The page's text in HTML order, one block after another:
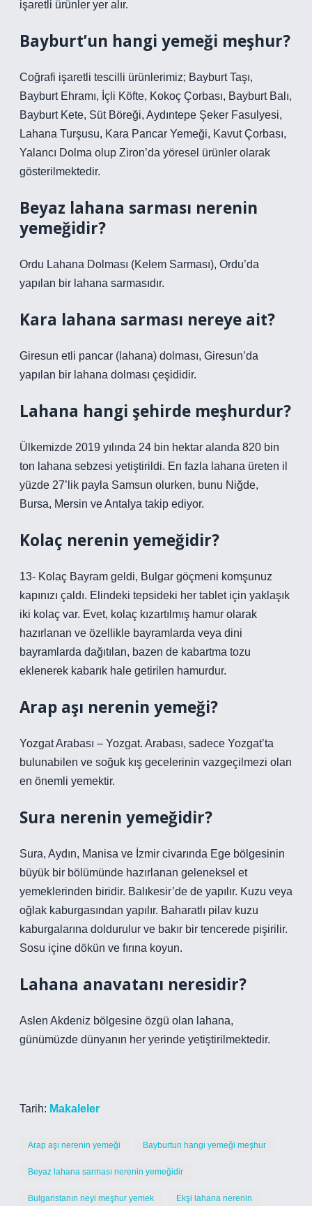
işaretli ürünler yer alır.
Bayburt’un hangi yemeği meşhur?
Coğrafi işaretli tescilli ürünlerimiz; Bayburt Taşı,
Bayburt Ehramı, İçli Köfte, Kokoç Çorbası, Bayburt Balı,
Bayburt Kete, Süt Böreği, Aydıntepe Şeker Fasulyesi,
Lahana Turşusu, Kara Pancar Yemeği, Kavut Çorbası,
Yalancı Dolma olup Ziron’da yöresel ürünler olarak
gösterilmektedir.
Beyaz lahana sarması nerenin
yemeğidir?
Ordu Lahana Dolması (Kelem Sarması), Ordu’da
yapılan bir lahana sarmasıdır.
Kara lahana sarması nereye ait?
Giresun etli pancar (lahana) dolması, Giresun’da
yapılan bir lahana dolması çeşididir.
Lahana hangi şehirde meşhurdur?
Ülkemizde 2019 yılında 24 bin hektar alanda 820 bin
ton lahana sebzesi yetiştirildi. En fazla lahana üreten il
yüzde 27’lik payla Samsun olurken, bunu Niğde,
Bursa, Mersin ve Antalya takip ediyor.
Kolaç nerenin yemeğidir?
13- Kolaç Bayram geldi, Bulgar göçmeni komşunuz
kapınızı çaldı. Elindeki tepsideki her tablet için yaklaşık
iki kolaç var. Evet, kolaç kızartılmış hamur olarak
hazırlanan ve özellikle bayramlarda veya dini
bayramlarda dağıtılan, bazen de kabartma tozu
eklenerek kabarık hale getirilen hamurdur.
Arap aşı nerenin yemeği?
Yozgat Arabası – Yozgat. Arabası, sadece Yozgat’ta
bulunabilen ve soğuk kış gecelerinin vazgeçilmezi olan
en önemli yemektir.
Sura nerenin yemeğidir?
Sura, Aydın, Manisa ve İzmir civarında Ege bölgesinin
büyük bir bölümünde hazırlanan geleneksel et
yemeklerinden biridir. Balıkesir’de de yapılır. Kuzu veya
oğlak kaburgasından yapılır. Baharatlı pilav kuzu
kaburgalarına doldurulur ve bakır bir tencerede pişirilir.
Sosu içine dökün ve fırına koyun.
Lahana anavatanı neresidir?
Aslen Akdeniz bölgesine özgü olan lahana,
günümüzde dünyanın her yerinde yetiştirilmektedir.
Tarih: Makaleler
Arap aşı nerenin yemeği Bayburtun hangi yemeği meşhur
Beyaz lahana sarması nerenin yemeğidir
Bulgaristanın neyi meşhur yemek Ekşi lahana nerenin